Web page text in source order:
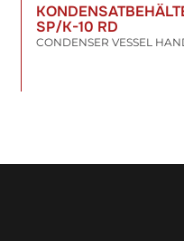
SP/K-10 RD
CONDENSER VESSEL
WARENKORB